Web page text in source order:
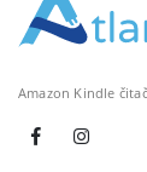
Amazon Kindle